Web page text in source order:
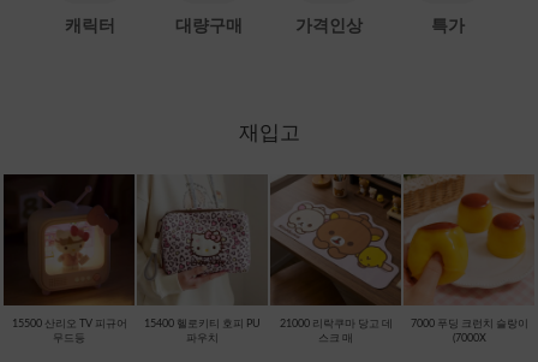
캐릭터 대량구매 가격인상 특가
재입고
15500 산리오 TV 피규어
무드등
15400 헬로키티 호피 PU
파우치
21000 리락쿠마 당고 데
스크 매
7000 푸딩 크런치 슬랑이
(7000X